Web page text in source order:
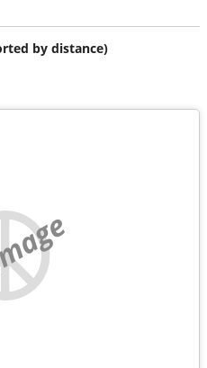
by distance)